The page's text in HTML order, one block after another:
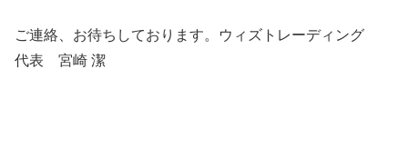
ご連絡、お待ちしております。ウィズトレーディング
代表 宮崎 潔